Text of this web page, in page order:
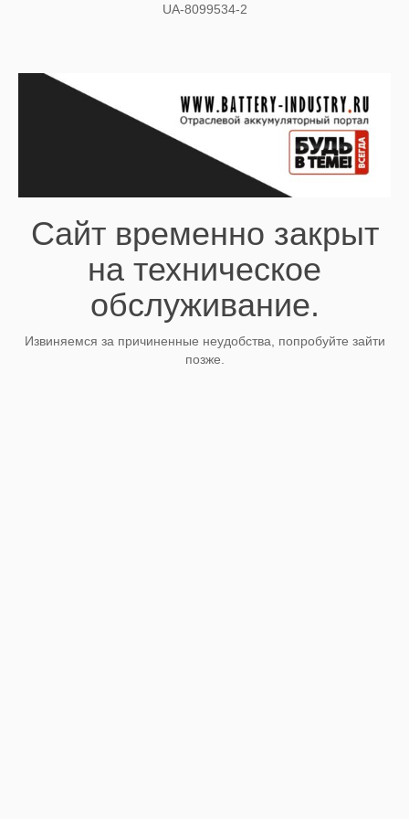
UA-8099534-2
Сайт временно закрыт
на техническое
обслуживание.
Извиняемся за причиненные неудобства, попробуйте зайти
позже.